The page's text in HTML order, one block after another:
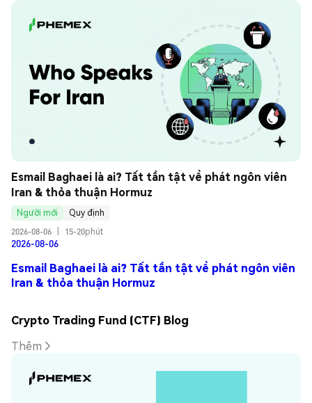
Esmail Baghaei là ai? Tất tần tật về phát ngôn viên
Iran & thỏa thuận Hormuz
Người mới
Quy định
2026-08-06
15-20phút
2026-08-06
Esmail Baghaei là ai? Tất tần tật về phát ngôn viên
Iran & thỏa thuận Hormuz
Crypto Trading Fund (CTF) Blog
Thêm